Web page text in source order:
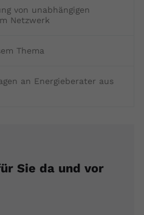
von unabhängigen
Netzwerk
Thema
an Energieberater aus
Sie da und vor